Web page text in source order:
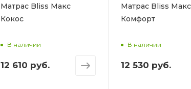
Матрас Bliss Макс
Кокос
В наличии
12 610 руб.
Матрас Bliss Макс
Комфорт
В наличии
12 530 руб.